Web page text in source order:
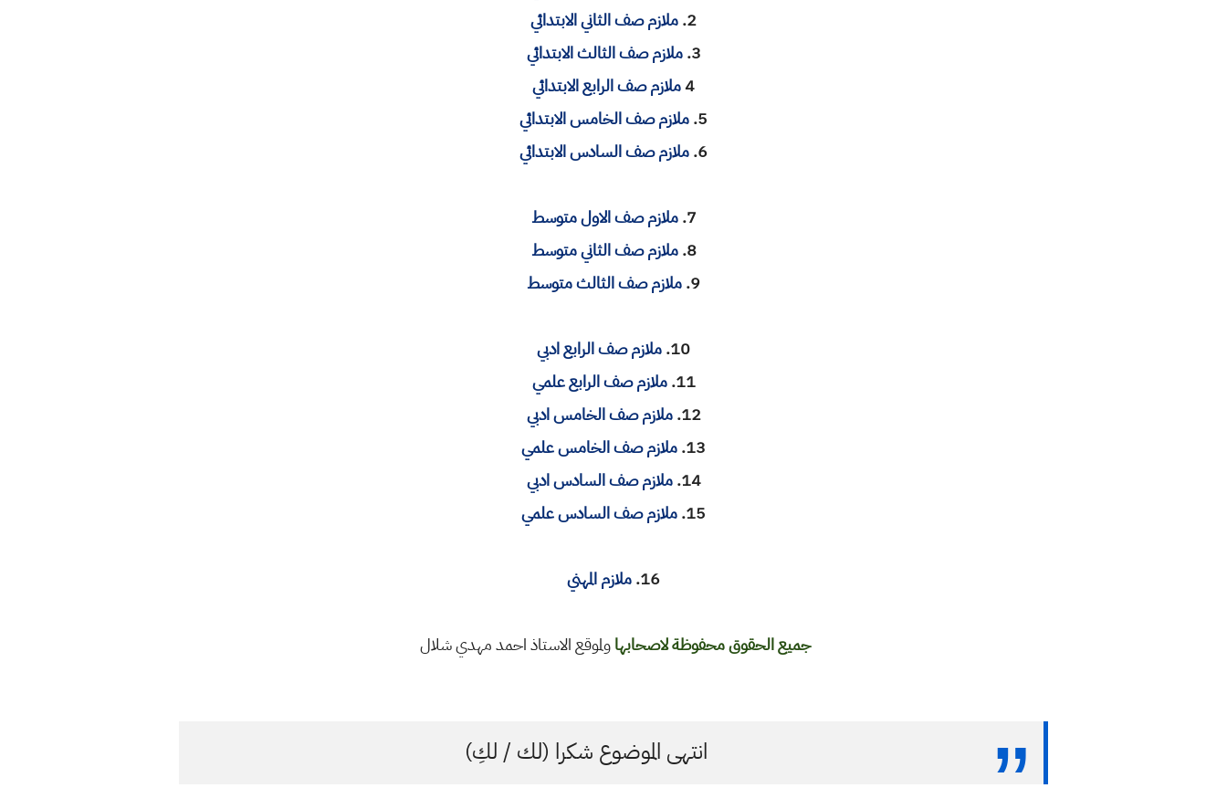
2. ملازم صف الثاني الابتدائي
3. ملازم صف الثالث الابتدائي
4ملازم صف الرابع الابتدائي
5. ملازم صف الخامس الابتدائي
6. ملازم صف السادس الابتدائي
7. ملازم صف الاول متوسط
8. ملازم صف الثاني متوسط
9. ملازم صف الثالث متوسط
10. ملازم صف الرابع ادبي
11. ملازم صف الرابع علمي
12. ملازم صف الخامس ادبي
13. ملازم صف الخامس علمي
14. ملازم صف السادس ادبي
15. ملازم صف السادس علمي
16. ملازم المهني
جميع الحقوق محفوظة لاصحابهاولموقع الاستاذ احمد مهدي شلال
انتهى الموضوع شكرا (لك / لكِ)